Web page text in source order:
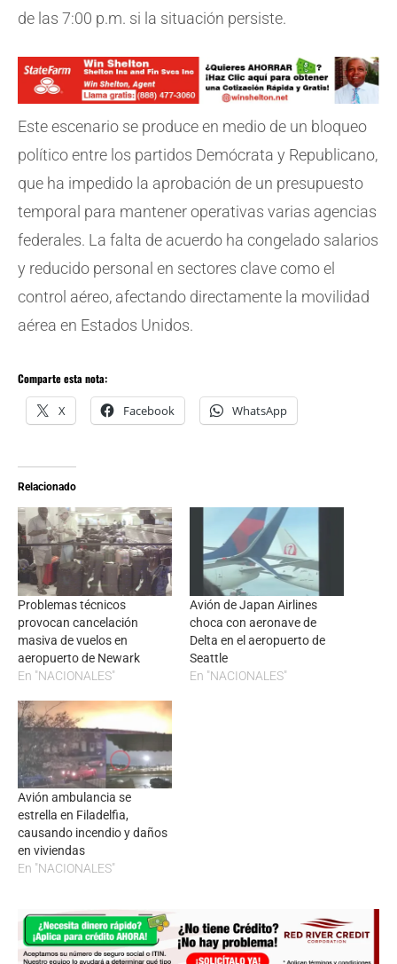
de las 7:00 p.m. si la situación persiste.
Este escenario se produce en medio de un bloqueo
político entre los partidos Demócrata y Republicano,
que ha impedido la aprobación de un presupuesto
temporal para mantener operativas varias agencias
federales. La falta de acuerdo ha congelado salarios
y reducido personal en sectores clave como el
control aéreo, afectando directamente la movilidad
aérea en Estados Unidos.
Comparte esta nota:
X Facebook WhatsApp
Relacionado
Problemas técnicos
provocan cancelación
masiva de vuelos en
aeropuerto de Newark
En "NACIONALES"
Avión de Japan Airlines
choca con aeronave de
Delta en el aeropuerto de
Seattle
En "NACIONALES"
Avión ambulancia se
estrella en Filadelfia,
causando incendio y daños
en viviendas
En "NACIONALES"